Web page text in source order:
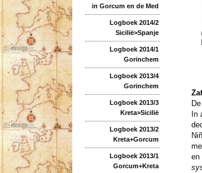
in Gorcum en de Med
Logboek 2014/2
Sicilië>Spanje
Logboek 2014/1
Gorinchem
Logboek 2013/4
Gorinchem
Logboek 2013/3
Kreta>Sicilië
Logboek 2013/2
Kreta+Gorcum
Logboek 2013/1
Gorcum+Kreta
De
In
en